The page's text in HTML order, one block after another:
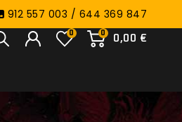
912 557 003 / 644 369 847
0
0,00 €
0